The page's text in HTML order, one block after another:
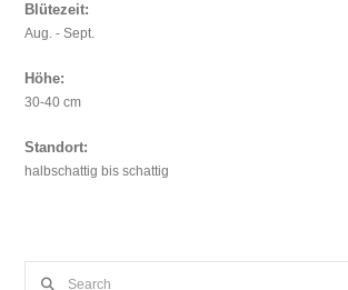
Blütezeit:
Aug. - Sept.
Höhe:
30-40 cm
Standort:
halbschattig bis schattig